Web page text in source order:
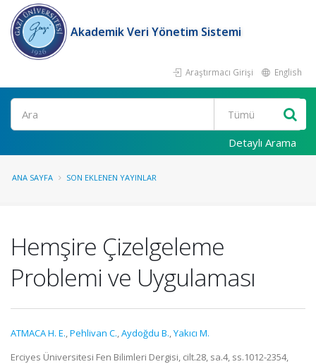
Akademik Veri Yönetim Sistemi
Araştırmacı Girişi English
Ara
Detaylı Arama
ANA SAYFA SON EKLENEN YAYINLAR
Hemşire Çizelgeleme
Problemi ve Uygulaması
ATMACA H. E.,Pehlivan C.,Aydoğdu B.,Yakıcı M.
Erciyes Üniversitesi Fen Bilimleri Dergisi, cilt.28, sa.4, ss.1012-2354,